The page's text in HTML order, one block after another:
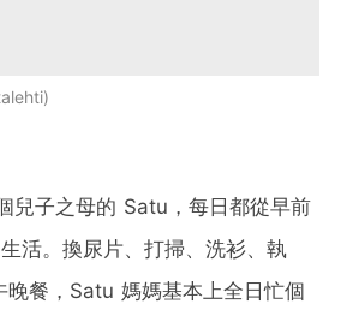
兒子之母的 Satu，每日都從早前
活。換尿片、打掃、洗衫、執
晚餐，Satu 媽媽基本上全日忙個